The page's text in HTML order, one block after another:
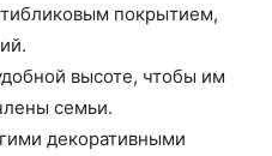
покрытием,
высоте, чтобы им
семьи.
декоративными